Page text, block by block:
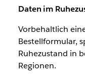
Daten im
Vorbehaltlich
Bestellformular,
Ruhezustand in
Regionen.